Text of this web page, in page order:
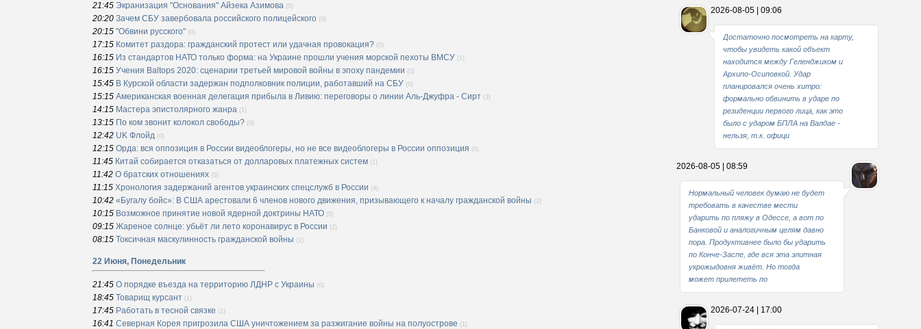
21:45 Экранизация "Основания" Айзека Азимова (0)
20:20 Зачем СБУ завербовала российского полицейского (0)
20:15 "Обвини русского" (0)
17:15 Комитет раздора: гражданский протест или удачная провокация? (0)
16:15 Из стандартов НАТО только форма: на Украине прошли учения морской пехоты ВМСУ (1)
16:15 Учения Baltops 2020: сценарии третьей мировой войны в эпоху пандемии (0)
15:45 В Курской области задержан подполковник полиции, работавший на СБУ (0)
15:15 Американская военная делегация прибыла в Ливию: переговоры о линии Аль-Джуфра - Сирт (3)
14:15 Мастера эпистолярного жанра (1)
13:15 По ком звонит колокол свободы? (0)
12:42 UK Флойд (0)
12:15 Орда: вся оппозиция в России видеоблогеры, но не все видеоблогеры в России оппозиция (0)
11:45 Китай собирается отказаться от долларовых платежных систем (1)
11:42 О братских отношениях (0)
11:15 Хронология задержаний агентов украинских спецслужб в России (4)
10:42 «Бугалу бойс»: В США арестовали 6 членов нового движения, призывающего к началу гражданской войны (2)
10:15 Возможное принятие новой ядерной доктрины НАТО (0)
09:15 Жареное солнце: убьёт ли лето коронавирус в России (2)
08:15 Токсичная маскулинность гражданской войны (1)
22 Июня, Понедельник
21:45 О порядке въезда на территорию ЛДНР с Украины (0)
18:45 Товарищ курсант (1)
17:45 Работать в тесной связке (1)
16:41 Северная Корея пригрозила США уничтожением за разжигание войны на полуострове (1)
2026-08-05 | 09:06
Достаточно посмотреть на карту,
чтобы увидеть какой объект
находится между Геленджиком и
Архипо-Осиповкой. Удар
планировался очень хитро:
формально обвинить в ударе по
резиденции первого лица, как это
было с ударом БПЛА на Валдае -
нельзя, т.к. офици
2026-08-05 | 08:59
Нормальный человек думаю не будет
требовать в качестве мести
ударить по пляжу в Одессе, а вот по
Банковой и аналогичным целям давно
пора. Продуктивнее было бы ударить
по Конче-Заспе, где вся эта элитная
укрожыдовня живёт. Но тогда
может прилететь по
2026-07-24 | 17:00